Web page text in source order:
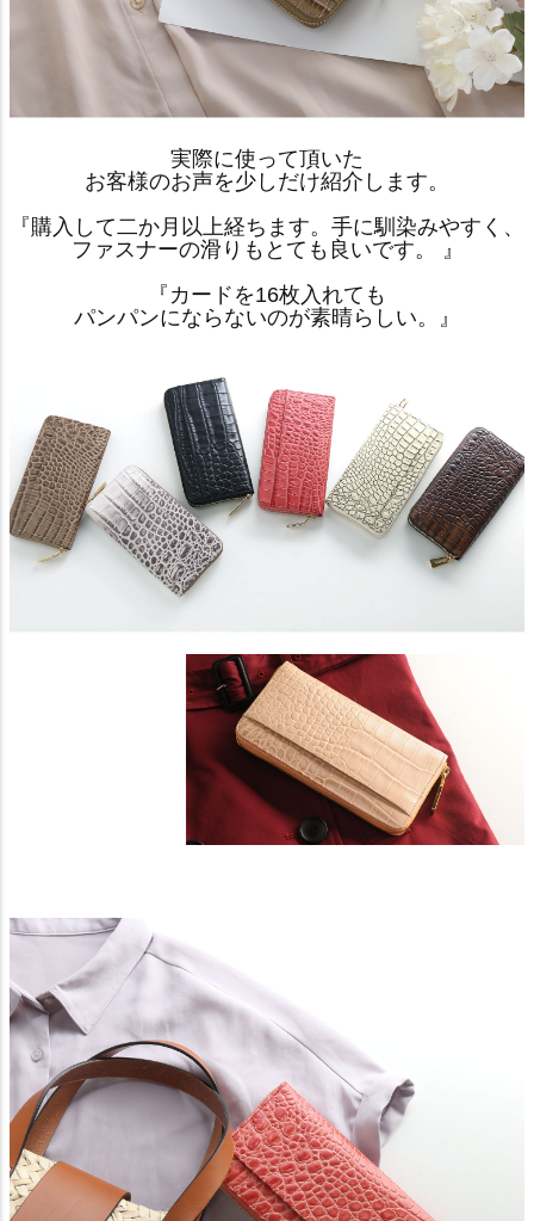
実際に使って頂いた
お客様のお声を少しだけ紹介します。
『購入して二か月以上経ちます。手に馴染みやすく、
ファスナーの滑りもとても良いです。 』
『カードを16枚入れても
パンパンにならないのが素晴らしい。』